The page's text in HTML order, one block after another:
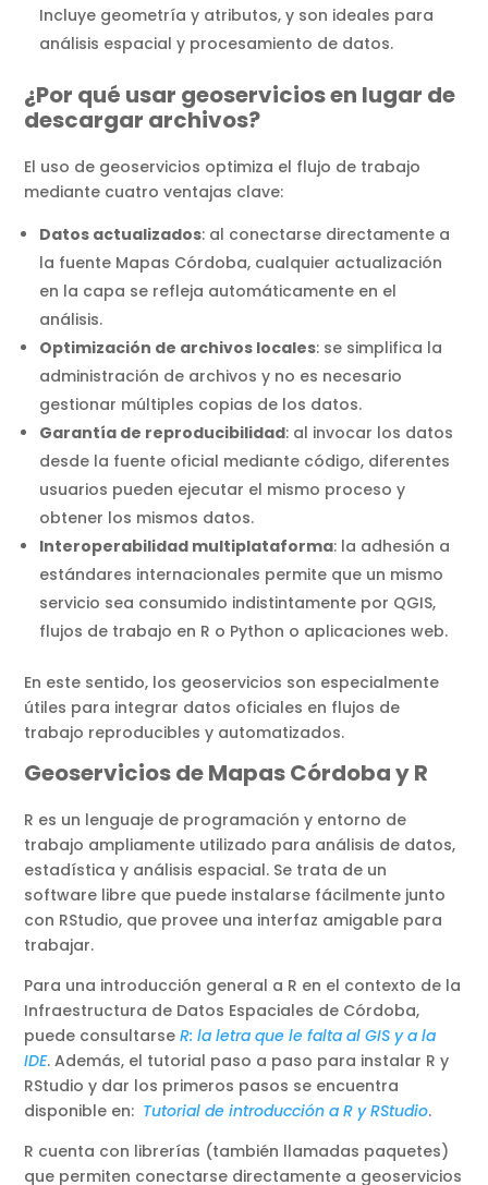
Incluye geometría y atributos, y son ideales para
análisis espacial y procesamiento de datos.
¿Por qué usar geoservicios en lugar de
descargar archivos?
El uso de geoservicios optimiza el flujo de trabajo
mediante cuatro ventajas clave:
Datos actualizados: al conectarse directamente a
la fuente Mapas Córdoba, cualquier actualización
en la capa se refleja automáticamente en el
análisis.
Optimización de archivos locales: se simplifica la
administración de archivos y no es necesario
gestionar múltiples copias de los datos.
Garantía de reproducibilidad: al invocar los datos
desde la fuente oficial mediante código, diferentes
usuarios pueden ejecutar el mismo proceso y
obtener los mismos datos.
Interoperabilidad multiplataforma: la adhesión a
estándares internacionales permite que un mismo
servicio sea consumido indistintamente por QGIS,
flujos de trabajo en R o Python o aplicaciones web.
En este sentido, los geoservicios son especialmente
útiles para integrar datos oficiales en flujos de
trabajo reproducibles y automatizados.
Geoservicios de Mapas Córdoba y R
R es un lenguaje de programación y entorno de
trabajo ampliamente utilizado para análisis de datos,
estadística y análisis espacial. Se trata de un
software libre que puede instalarse fácilmente junto
con RStudio, que provee una interfaz amigable para
trabajar.
Para una introducción general a R en el contexto de la
Infraestructura de Datos Espaciales de Córdoba,
puede consultarse R: la letra que le falta al GIS y a la
IDE. Además, el tutorial paso a paso para instalar R y
RStudio y dar los primeros pasos se encuentra
disponible en: Tutorial de introducción a R y RStudio.
R cuenta con librerías (también llamadas paquetes)
que permiten conectarse directamente a geoservicios